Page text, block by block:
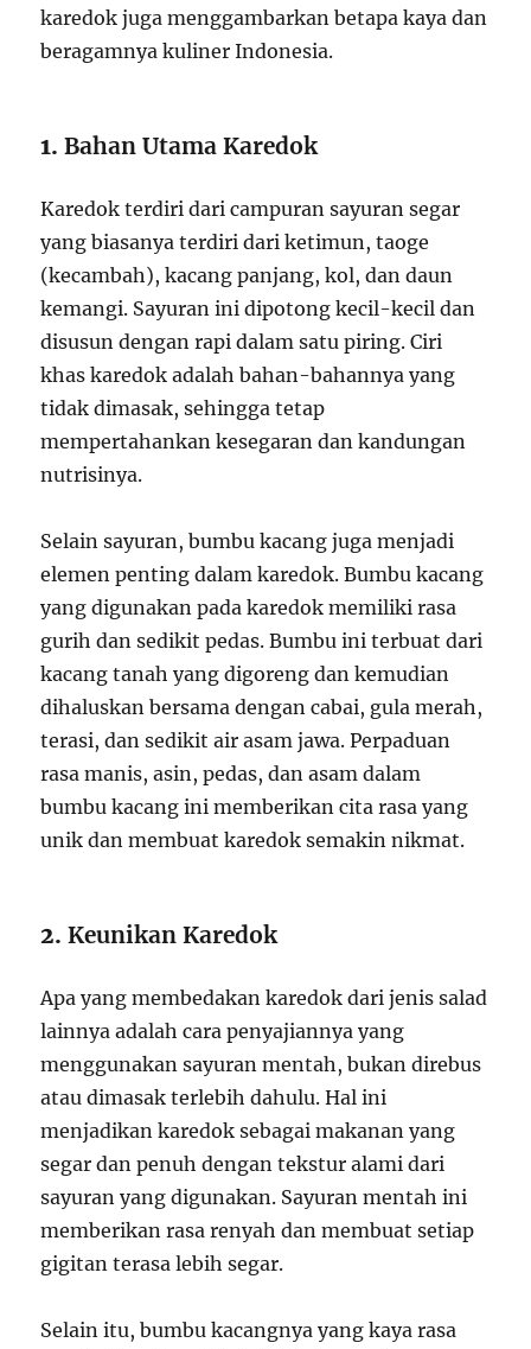
karedok juga menggambarkan betapa kaya dan
beragamnya kuliner Indonesia.
1.Bahan Utama Karedok
Karedok terdiri dari campuran sayuran segar
yang biasanya terdiri dari ketimun, taoge
(kecambah), kacang panjang, kol, dan daun
kemangi. Sayuran ini dipotong kecil-kecil dan
disusun dengan rapi dalam satu piring. Ciri
khas karedok adalah bahan-bahannya yang
tidak dimasak, sehingga tetap
mempertahankan kesegaran dan kandungan
nutrisinya.
Selain sayuran, bumbu kacang juga menjadi
elemen penting dalam karedok. Bumbu kacang
yang digunakan pada karedok memiliki rasa
gurih dan sedikit pedas. Bumbu ini terbuat dari
kacang tanah yang digoreng dan kemudian
dihaluskan bersama dengan cabai, gula merah,
terasi, dan sedikit air asam jawa. Perpaduan
rasa manis, asin, pedas, dan asam dalam
bumbu kacang ini memberikan cita rasa yang
unik dan membuat karedok semakin nikmat.
2.Keunikan Karedok
Apa yang membedakan karedok dari jenis salad
lainnya adalah cara penyajiannya yang
menggunakan sayuran mentah, bukan direbus
atau dimasak terlebih dahulu. Hal ini
menjadikan karedok sebagai makanan yang
segar dan penuh dengan tekstur alami dari
sayuran yang digunakan. Sayuran mentah ini
memberikan rasa renyah dan membuat setiap
gigitan terasa lebih segar.
Selain itu, bumbu kacangnya yang kaya rasa